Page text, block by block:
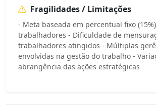
Fragilidades / Limitações
- Meta baseada em percentual fixo
trabalhadores - Dificuldade de
trabalhadores atingidos - Múltiplas
envolvidas na gestão do trabalho -
abrangência das ações estratégicas